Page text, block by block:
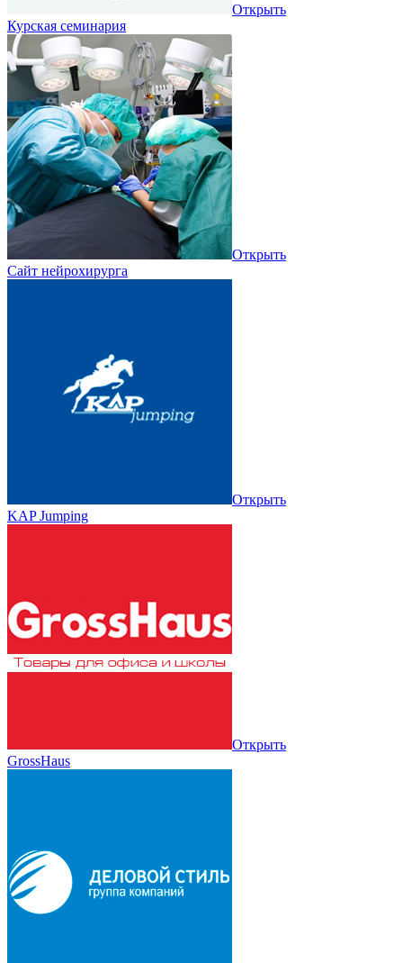
Открыть
Курская семинария
Открыть
Сайт нейрохирурга
Открыть
KAP Jumping
Открыть
GrossHaus